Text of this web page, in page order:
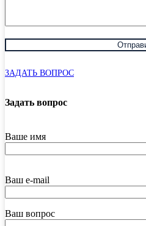
ЗАДАТЬ ВОПРОС
Задать вопрос
Ваше имя
Ваш e-mail
Ваш вопрос